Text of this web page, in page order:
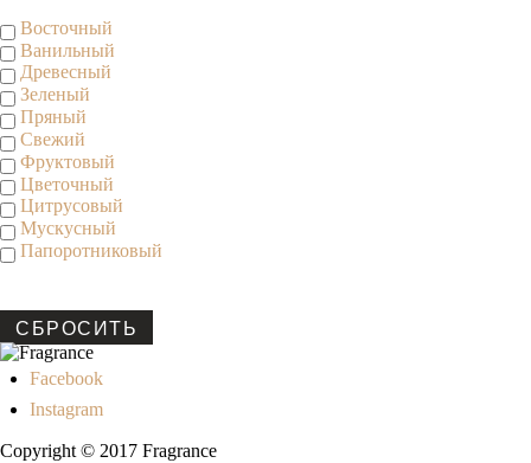
Восточный
Ванильный
Древесный
Зеленый
Пряный
Свежий
Фруктовый
Цветочный
Цитрусовый
Мускусный
Папоротниковый
СБРОСИТЬ
Facebook
Instagram
Copyright © 2017 Fragrance